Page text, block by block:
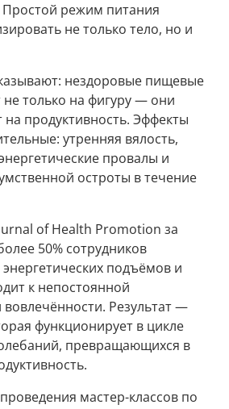
Простой режим питания
не только тело, но и
нездоровые пищевые
только на фигуру — они
продуктивность. Эффекты
утренняя вялость,
провалы и
остроты в течение
of Health Promotion за
50% сотрудников
подъёмов и
к непостоянной
вовлечённости. Результат —
функционирует в цикле
превращающихся в
мастер-классов по